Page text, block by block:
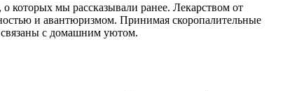
которых мы рассказывали ранее. Лекарством от
и авантюризмом. Принимая скоропалительные
с домашним уютом.